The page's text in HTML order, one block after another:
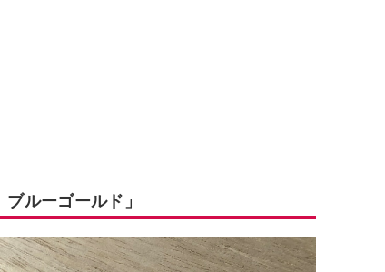
ルーゴールド」